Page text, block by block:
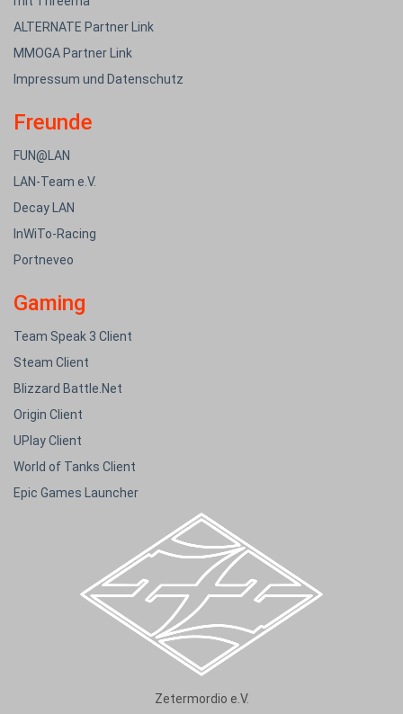
ALTERNATE Partner Link
MMOGA Partner Link
Impressum und Datenschutz
Freunde
FUN@LAN
LAN-Team e.V.
Decay LAN
InWiTo-Racing
Portneveo
Gaming
Team Speak 3 Client
Steam Client
Blizzard Battle.Net
Origin Client
UPlay Client
World of Tanks Client
Epic Games Launcher
Zetermordio e.V.